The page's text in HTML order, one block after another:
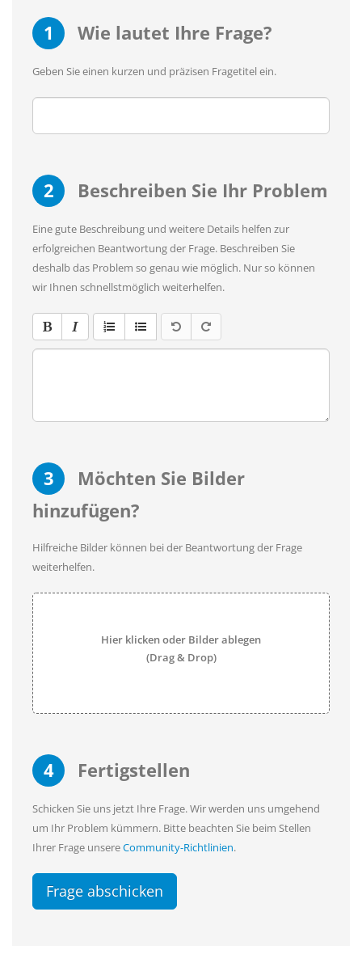
1 Wie lautet Ihre Frage?
Geben Sie einen kurzen und präzisen Fragetitel ein.
2 Beschreiben Sie Ihr Problem
Eine gute Beschreibung und weitere Details helfen zur
erfolgreichen Beantwortung der Frage. Beschreiben Sie
deshalb das Problem so genau wie möglich. Nur so können
wir Ihnen schnellstmöglich weiterhelfen.
3
Möchten Sie Bilder
hinzufügen?
Hilfreiche Bilder können bei der Beantwortung der Frage
weiterhelfen.
Hier klicken oder Bilder ablegen
(Drag & Drop)
4 Fertigstellen
Schicken Sie uns jetzt Ihre Frage. Wir werden uns umgehend
um Ihr Problem kümmern. Bitte beachten Sie beim Stellen
Ihrer Frage unsereCommunity-Richtlinien.
Frage abschicken